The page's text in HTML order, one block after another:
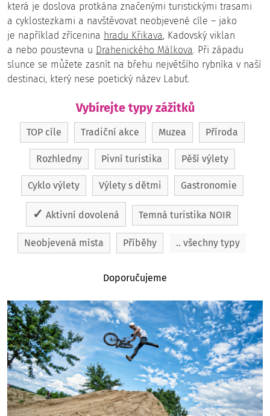
která je doslova protkána značenými turistickými trasami
a cyklostezkami a navštěvovat neobjevené cíle – jako
je například zřícenina hradu Křikava, Kadovský viklan
a nebo poustevna u Drahenického Málkova. Při západu
slunce se můžete zasnít na břehu největšího rybníka v naší
destinaci, který nese poetický název Labuť.
Vybírejte typy zážitků
TOP cíle Tradiční akce Muzea Příroda
Rozhledny Pivní turistika Pěší výlety
Cyklo výlety Výlety s dětmi Gastronomie
Aktivní dovolená Temná turistika NOIR
Neobjevená místa Příběhy .. všechny typy
Doporučujeme